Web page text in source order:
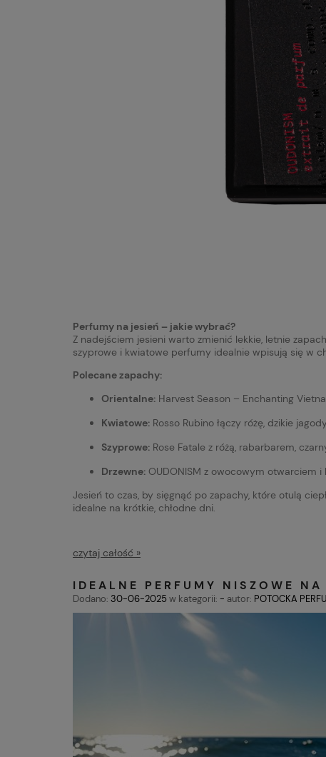
Perfumy na jesień – jakie wybrać?
Z nadejściem jesieni warto zmienić lekkie, letnie
szyprowe i kwiatowe perfumy idealnie wpisują się w
Polecane zapachy:
Orientalne: Harvest Season – Enchanting
Kwiatowe: Rosso Rubino łączy różę, dzikie
Szyprowe: Rose Fatale z różą, rabarbarem,
Drzewne: OUDONISM z owocowym otwarciem
Jesień to czas, by sięgnąć po zapachy, które otulą
idealne na krótkie, chłodne dni.
czytaj całość »
IDEALNE PERFUMY NISZOWE NA
Dodano: 30-06-2025w kategorii: - autor: POTOCKA